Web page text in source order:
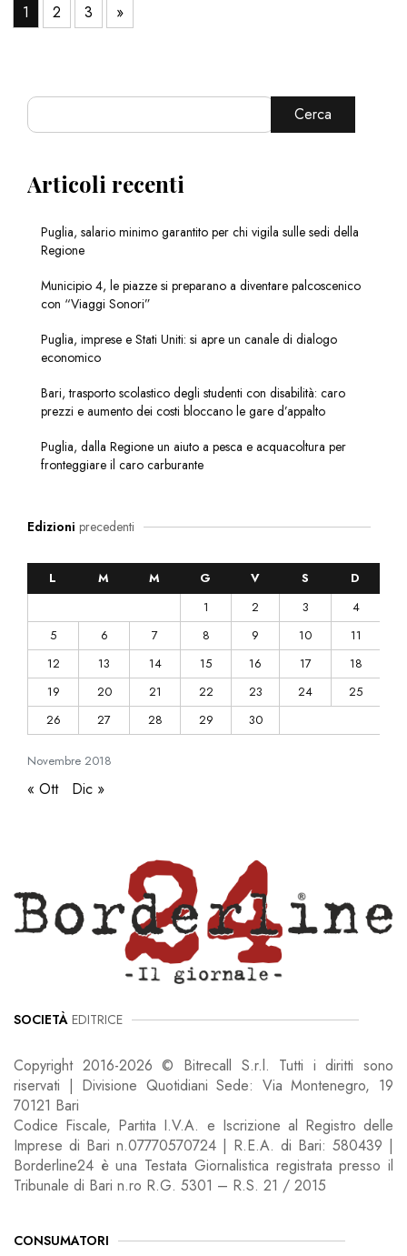
1 2 3 »
Cerca
Articoli recenti
Puglia, salario minimo garantito per chi vigila sulle sedi della
Regione
Municipio 4, le piazze si preparano a diventare palcoscenico
con “Viaggi Sonori”
Puglia, imprese e Stati Uniti: si apre un canale di dialogo
economico
Bari, trasporto scolastico degli studenti con disabilità: caro
prezzi e aumento dei costi bloccano le gare d’appalto
Puglia, dalla Regione un aiuto a pesca e acquacoltura per
fronteggiare il caro carburante
Edizioni precedenti
Novembre 2018
L M M G V S
D
1
2 3
4
5
6 7 8 9 10
11
12
13 14 15 16 17
18
19
20 21 22 23 24
25
26
27 28 29 30
« Ott Dic »
SOCIETÀ EDITRICE
Copyright 2016-2026 © Bitrecall S.r.l. Tutti i diritti sono
riservati | Divisione Quotidiani Sede: Via Montenegro, 19
70121 Bari
Codice Fiscale, Partita I.V.A. e Iscrizione al Registro delle
Imprese di Bari n.07770570724 | R.E.A. di Bari: 580439 |
Borderline24 è una Testata Giornalistica registrata presso il
Tribunale di Bari n.ro R.G. 5301 – R.S. 21 / 2015
CONSUMATORI